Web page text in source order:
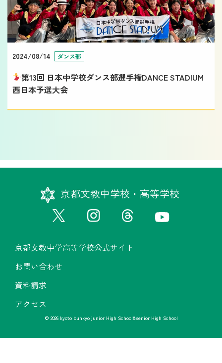
2024/08/14 ダンス部
第13回 日本中学校ダンス部選手権DANCE STADIUM
西日本予選大会
京都文教中学校・高等学校
京都文教中学高等学校公式サイト
お問い合わせ
資料請求
アクセス
© 2026 kyoto bunkyo junior High School&senior High School